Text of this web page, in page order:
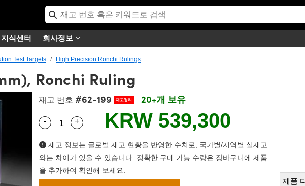
지식센터 회사정보
Test Targets High Precision Ronchi Rulings
Ronchi Ruling
재고 번호 #62-199 재고정리 20+개 보유
Quantity Selector
- Use the plus and minus buttons to adjust the quantity.
+ KRW 539,300
재고 정보는 글로벌 재고 현황을 반영한 수치로, 국가별/지역별 실재고
와는 차이가 있을 수 있습니다. 정확한 구매 가능 수량은 장바구니에 제품
을 추가하여 확인해 보세요.
제품